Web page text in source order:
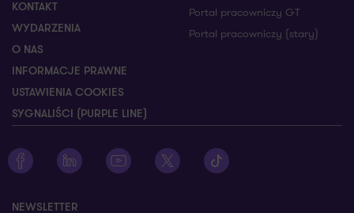
KONTAKT
WYDARZENIA
O NAS
INFORMACJE PRAWNE
USTAWIENIA COOKIES
SYGNALIŚCI (PURPLE LINE)
Portal pracowniczy GT
Portal pracowniczy (stary)
Zobacz profil Grant Thornton na Facebooku
Zobacz profil Grant Thornton na LinkedIn
Zobacz profil Grant Thornton na YouTube
Zobacz profil Grant Thornton na X
Zobacz profil Grant
NEWSLETTER